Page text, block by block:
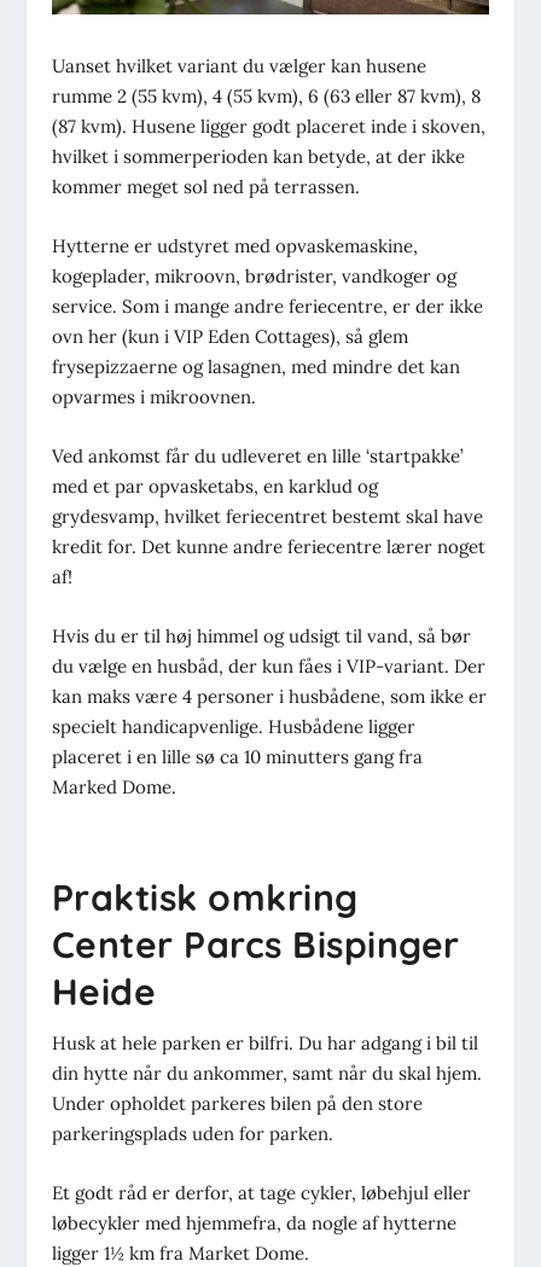
Uanset hvilket variant du vælger kan husene
rumme 2 (55 kvm), 4 (55 kvm), 6 (63 eller 87 kvm), 8
(87 kvm). Husene ligger godt placeret inde i skoven,
hvilket i sommerperioden kan betyde, at der ikke
kommer meget sol ned på terrassen.
Hytterne er udstyret med opvaskemaskine,
kogeplader, mikroovn, brødrister, vandkoger og
service. Som i mange andre feriecentre, er der ikke
ovn her (kun i VIP Eden Cottages), så glem
frysepizzaerne og lasagnen, med mindre det kan
opvarmes i mikroovnen.
Ved ankomst får du udleveret en lille ‘startpakke’
med et par opvasketabs, en karklud og
grydesvamp, hvilket feriecentret bestemt skal have
kredit for. Det kunne andre feriecentre lærer noget
af!
Hvis du er til høj himmel og udsigt til vand, så bør
du vælge en husbåd, der kun fåes i VIP-variant. Der
kan maks være 4 personer i husbådene, som ikke er
specielt handicapvenlige. Husbådene ligger
placeret i en lille sø ca 10 minutters gang fra
Marked Dome.
Praktisk omkring
Center Parcs Bispinger
Heide
Husk at hele parken er bilfri. Du har adgang i bil til
din hytte når du ankommer, samt når du skal hjem.
Under opholdet parkeres bilen på den store
parkeringsplads uden for parken.
Et godt råd er derfor, at tage cykler, løbehjul eller
løbecykler med hjemmefra, da nogle af hytterne
ligger 1½ km fra Market Dome.